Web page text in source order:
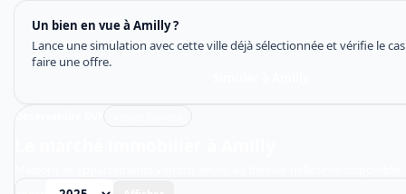
Un bien en vue à Amilly ?
Lance une simulation avec cette ville déjà sélectionnée et vérifie le
faire une offre.
Observatoire DVF